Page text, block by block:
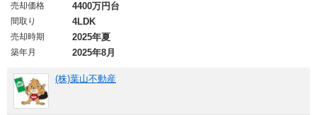
売却価格 4400万円台
間取り 4LDK
売却時期 2025年夏
築年月 2025年8月
(株)葉山不動産